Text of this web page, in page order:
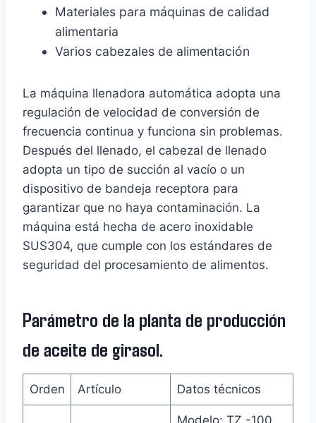
Materiales para máquinas de calidad
alimentaria
Varios cabezales de alimentación
La máquina llenadora automática adopta una
regulación de velocidad de conversión de
frecuencia continua y funciona sin problemas.
Después del llenado, el cabezal de llenado
adopta un tipo de succión al vacío o un
dispositivo de bandeja receptora para
garantizar que no haya contaminación. La
máquina está hecha de acero inoxidable
SUS304, que cumple con los estándares de
seguridad del procesamiento de alimentos.
Parámetro de la planta de producción
de aceite de girasol.
Orden Artículo Datos técnicos
Modelo: TZ -100